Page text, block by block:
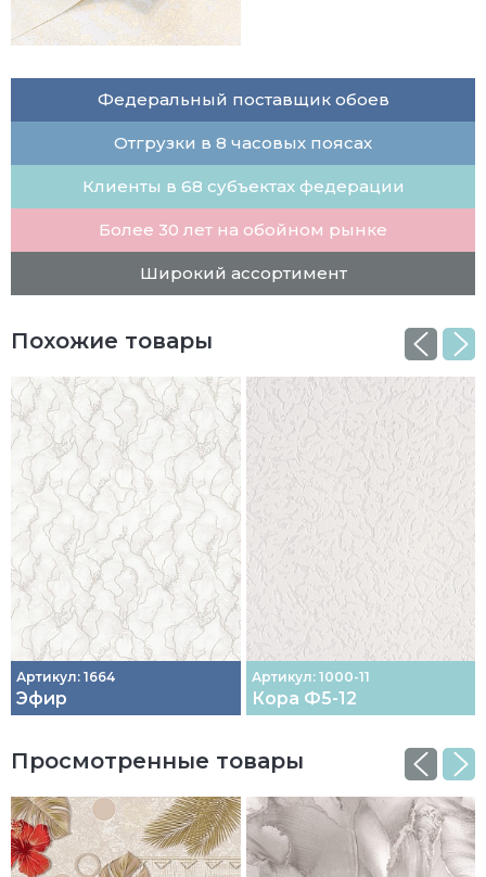
Федеральный поставщик обоев
Отгрузки в 8 часовых поясах
Клиенты в 68 субъектах федерации
Более 30 лет на обойном рынке
Широкий ассортимент
Похожие товары
Артикул: 1664
Эфир
Артикул: 1000-11
Кора Ф5-12
Просмотренные товары